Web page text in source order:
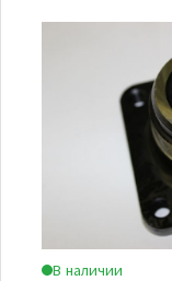
В наличии